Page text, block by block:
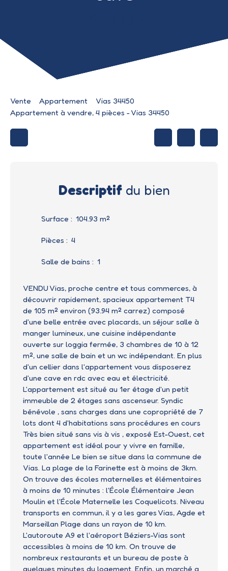
Vente Appartement
Vias 34450
Appartement à vendre, 4 pièces - Vias 34450
Descriptifdu bien
Surface : 104.93 m²
Pièces : 4
Salle de bains : 1
VENDU Vias, proche centre et tous commerces, à
découvrir rapidement, spacieux appartement T4
de 105 m² environ (93.94 m² carrez) composé
d'une belle entrée avec placards, un séjour salle à
manger lumineux, une cuisine indépendante
ouverte sur loggia fermée, 3 chambres de 10 à 12
m², une salle de bain et un wc indépendant. En plus
d'un cellier dans l'appartement vous disposerez
d'une cave en rdc avec eau et électricité.
L'appartement est situé au 1er étage d'un petit
immeuble de 2 étages sans ascenseur. Syndic
bénévole , sans charges dans une copropriété de 7
lots dont 4 d'habitations sans procédures en cours
Très bien situé sans vis à vis , exposé Est-Ouest, cet
appartement est idéal pour y vivre en famille,
toute l'année Le bien se situe dans la commune de
Vias. La plage de la Farinette est à moins de 3km.
On trouve des écoles maternelles et élémentaires
à moins de 10 minutes : l'École Élémentaire Jean
Moulin et l'École Maternelle les Coquelicots. Niveau
transports en commun, il y a les gares Vias, Agde et
Marseillan Plage dans un rayon de 10 km.
L'autoroute A9 et l'aéroport Béziers-Vias sont
accessibles à moins de 10 km. On trouve de
nombreux restaurants et un bureau de poste à
quelques minutes du logement. Enfin, un marché a